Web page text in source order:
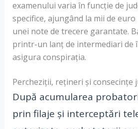
examenului varia în funcție de
specifice, ajungând la mii de
unei note de trecere garantate.
printr-un lanț de intermediari de
asigura conspirația.
Percheziții, rețineri și consecințe
După acumularea
prin filaje și interceptări